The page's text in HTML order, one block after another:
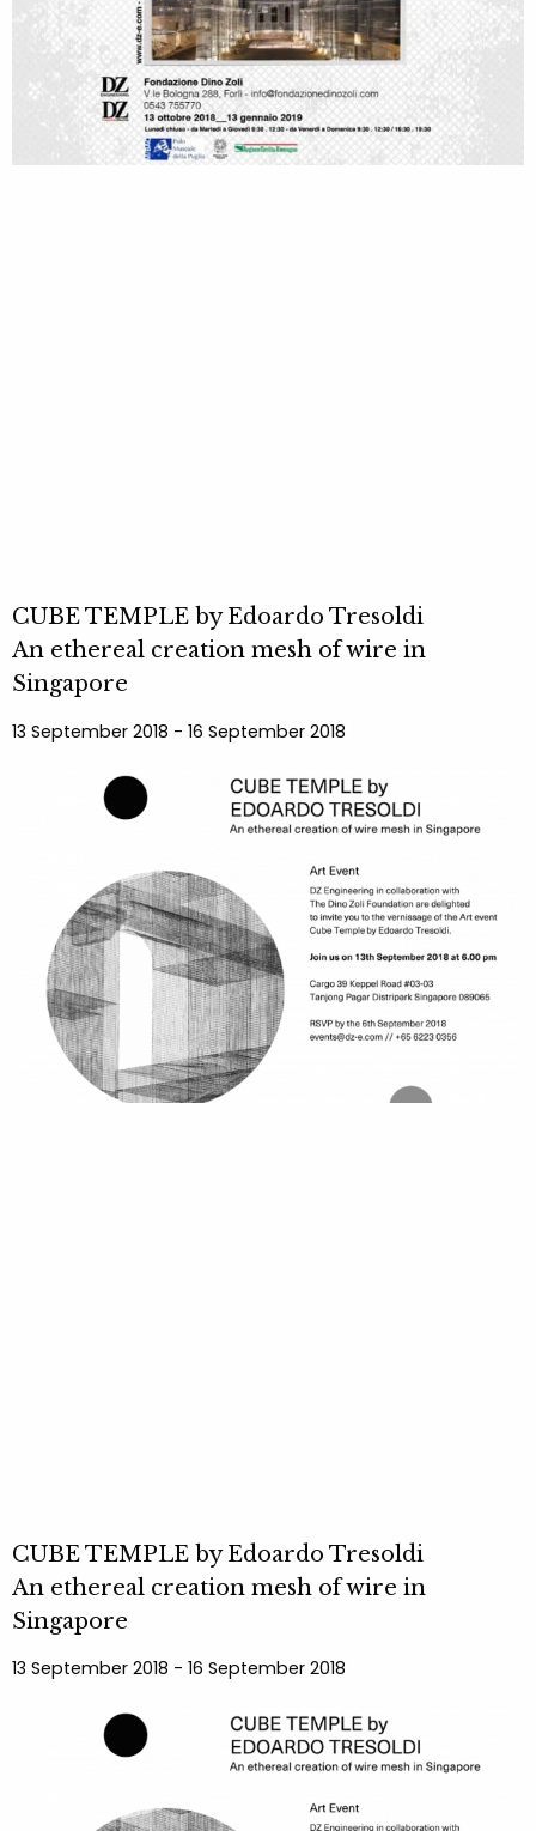
CUBE TEMPLE by Edoardo Tresoldi
An ethereal creation mesh of wire in
Singapore
13 September 2018 - 16 September 2018
CUBE TEMPLE by Edoardo Tresoldi
An ethereal creation mesh of wire in
Singapore
13 September 2018 - 16 September 2018